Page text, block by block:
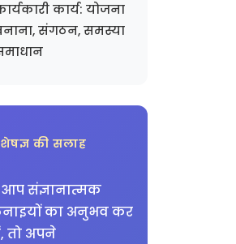
कार्य: योजना
संगठन, समस्या
की सलाह
आप संज्ञानात्मक
का अनुभव कर
तो अपने